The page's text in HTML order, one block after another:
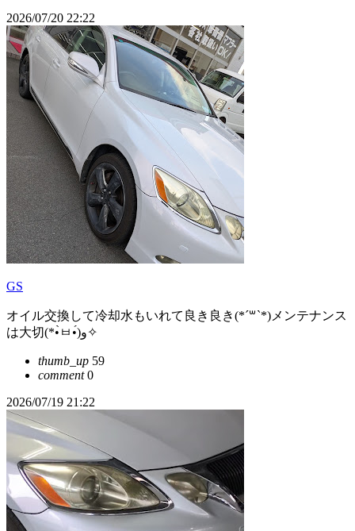
2026/07/20 22:22
GS
オイル交換して冷却水もいれて良き良き(*´꒳`*)メンテナンス
は大切(*•̀ㅂ•́)و✧
thumb_up 59
comment0
2026/07/19 21:22